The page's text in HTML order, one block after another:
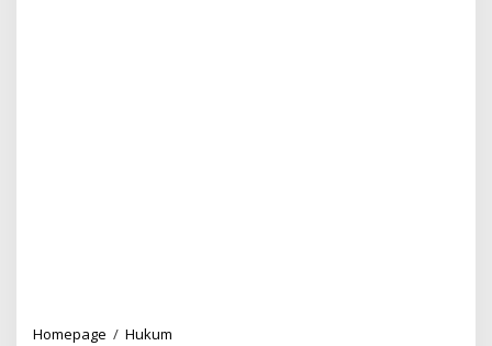
Homepage / Hukum